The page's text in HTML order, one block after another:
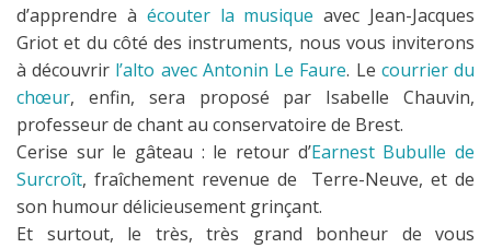
d’apprendre à écouter la musique avec Jean-Jacques
Griot et du côté des instruments, nous vous inviterons
à découvrir l’alto avec Antonin Le Faure. Le courrier du
chœur, enfin, sera proposé par Isabelle Chauvin,
professeur de chant au conservatoire de Brest.
Cerise sur le gâteau : le retour d’Earnest Bubulle de
Surcroît, fraîchement revenue de Terre-Neuve, et de
son humour délicieusement grinçant.
Et surtout, le très, très grand bonheur de vous